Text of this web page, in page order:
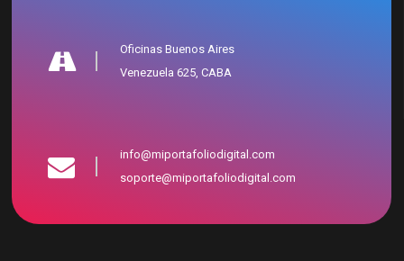
Oficinas Buenos Aires
Venezuela 625, CABA
info@miportafoliodigital.com
soporte@miportafoliodigital.com